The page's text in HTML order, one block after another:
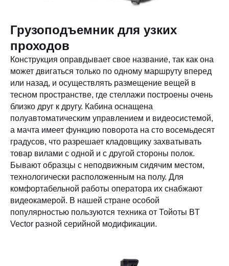
Грузоподъемник для узких
проходов
Конструкция оправдывает свое название, так как она
может двигаться только по одному маршруту вперед
или назад, и осуществлять размещение вещей в
тесном пространстве, где стеллажи построены очень
близко друг к другу. Кабина оснащена
полуавтоматическим управлением и видеосистемой,
а мачта имеет функцию поворота на сто восемьдесят
градусов, что разрешает кладовщику захватывать
товар вилами с одной и с другой стороны полок.
Бывают образцы с неподвижным сидячим местом,
технологически расположенным на полу. Для
комфортабельной работы оператора их снабжают
видеокамерой. В нашей стране особой
популярностью пользуются техника от Тойоты BT
Vector разной серийной модификации.